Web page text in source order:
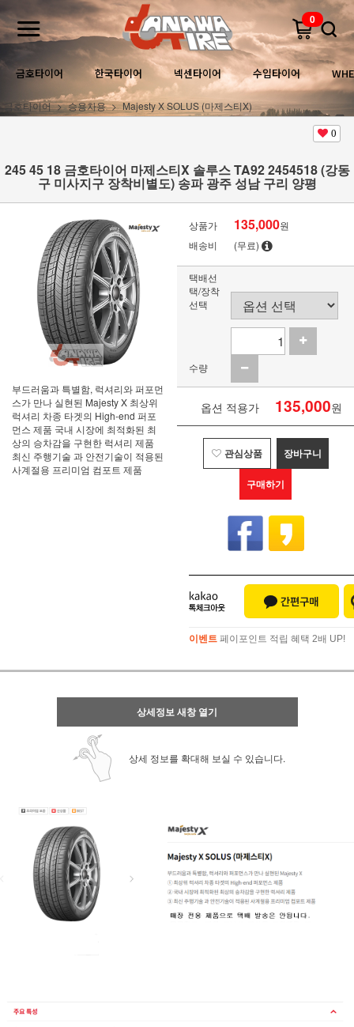
0
금호타이어 한국타이어 넥센타이어 수입타이어
금호타이어 승용차용 Majesty X SOLUS (마제스티X)
0
245 45 18 금호타이어 마제스티X 솔루스 TA92 2454518 (강동
구 미사지구 장착비별도) 송파 광주 성남 구리 양평
부드러움과 특별함, 럭셔리와 퍼포먼
스가 만나 실현된 Majesty X 최상위
럭셔리 차종 타겟의 High-end 퍼포
먼스 제품 국내 시장에 최적화된 최
상의 승차감을 구현한 럭셔리 제품
최신 주행기술 과 안전기술이 적용된
사계절용 프리미엄 컴포트 제품
상품가 135,000원
배송비
(무료)
택배선
택/장착
선택
수량
옵션 적용가 135,000원
관심상품 장바구니
구매하기
이벤트 페이포인트 적립 혜택 2배 UP!
상세정보 새창 열기
상세 정보를 확대해 보실 수 있습니다.